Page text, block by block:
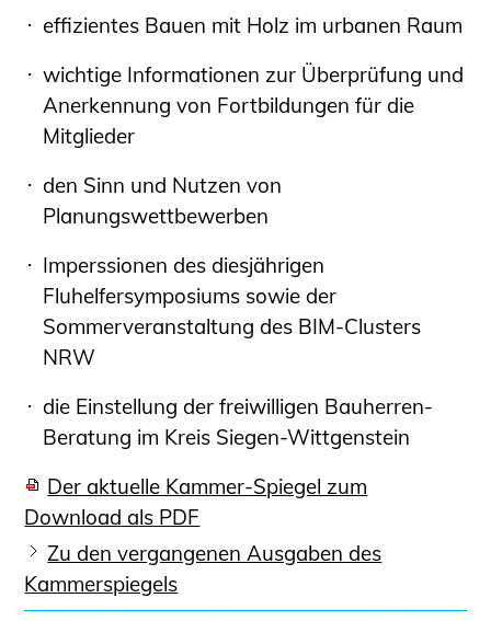
Ingenieursuche (Mitglieder der IK-Bau
Fachlisten
Bauherren-ABC
Informationen für Schülerinnen,
Schüler und Studierende
Projekte für Schülerinnen und Schüler
Programm
Wissenswertes für Studierende
Wettbewerbe für Studierende
BLING.BLING.
Kammer Newsletter
Presse
Kontakt und Anfahrt
Impressum
Datenschutz
Ingenieurakademie West
effizientes Bauen mit Holz im urbanen Raum
wichtige Informationen zur Überprüfung und
Anerkennung von Fortbildungen für die
Mitglieder
den Sinn und Nutzen von
Planungswettbewerben
Imperssionen des diesjährigen
Fluhelfersymposiums sowie der
Sommerveranstaltung des BIM-Clusters
NRW
die Einstellung der freiwilligen Bauherren-
Beratung im Kreis Siegen-Wittgenstein
Der aktuelle Kammer-Spiegel zum
Download als PDF
Zu den vergangenen Ausgaben des
Kammerspiegels